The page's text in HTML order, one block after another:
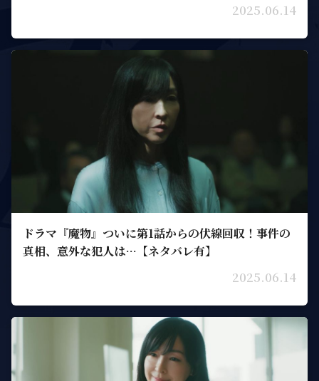
2025.06.14
ドラマ『魔物』ついに第1話からの伏線回収！事件の
真相、意外な犯人は…【ネタバレ有】
2025.06.14